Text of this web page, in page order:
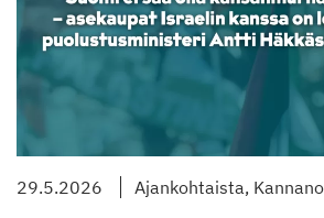
29.5.2026 Ajankohtaista,